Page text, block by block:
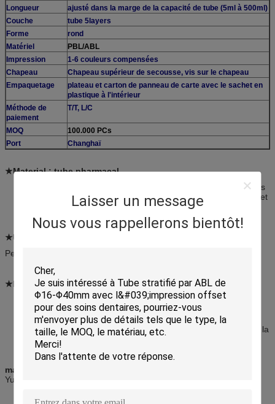
Laisser un message
Nous vous rappellerons bientôt!
Longueur
ajusté dans la marge de la capacité de tube (5ml à 500ml)
Couche
tube 5layers
Forme
rond
Matériel
PBL/ABL
Impression
1-6 couleurs compensées
Chapeau
Chapeau supérieur de secousse, vis sur le chapeau
Empaquetage
plateau et carton de panneau de carte avec le sachet en
plastique à l'intérieur
Méthode de
paiement
T/T, L/C
MOQ
100.000 PCs
Port
Changhaï
★Material : tube pharmacal
La couche intérieure de PE (pellicule de polyéthylène) de tubes
stratifiés peut être la barrière pour le contact entre le contenu et
la couche intermédiaire en aluminium
★Usage :
Pelez le traitement, le pied d'athlète, éruption de couche de bébé.
★Feature :
Les tubes stratifiés adoptent l'impression plate avec la bonne
résistance abrasive. Des tubes stratifiés sont produits dans un
environnement propre et avec la consommation basse
d'énergie. Il y a un secteur consacré pour améliorer l'aspect et la
fonctionnalité des tubes stratifiés.
marque de ★Customer :
Yunnanbaiyao etc.